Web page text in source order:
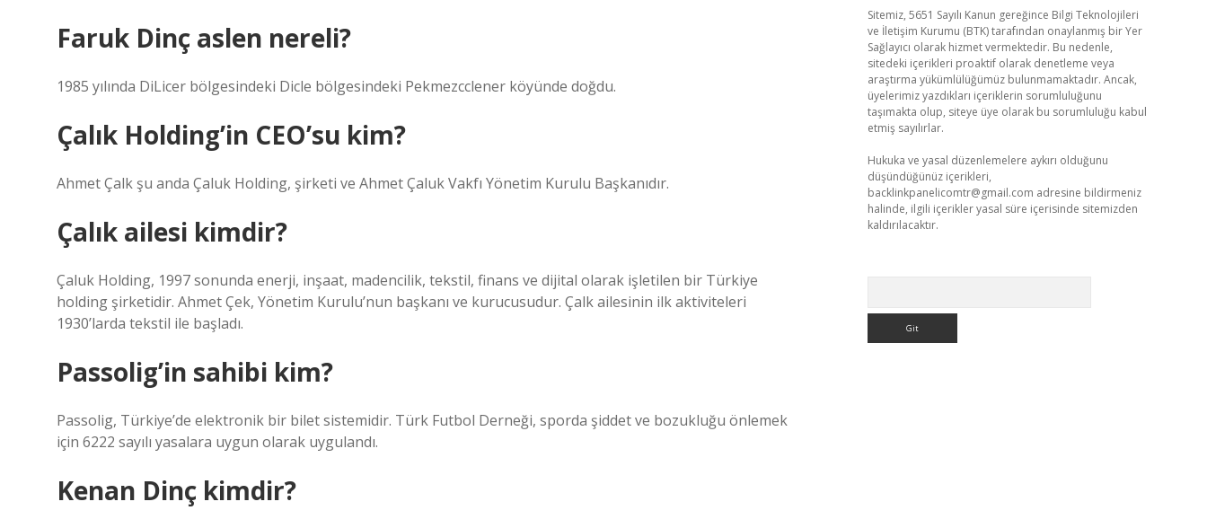
Faruk Dinç aslen nereli?
1985 yılında DiLicer bölgesindeki Dicle bölgesindeki Pekmezcclener köyünde doğdu.
Çalık Holding’in CEO’su kim?
Ahmet Çalk şu anda Çaluk Holding, şirketi ve Ahmet Çaluk Vakfı Yönetim Kurulu Başkanıdır.
Çalık ailesi kimdir?
Çaluk Holding, 1997 sonunda enerji, inşaat, madencilik, tekstil, finans ve dijital olarak işletilen bir Türkiye
holding şirketidir. Ahmet Çek, Yönetim Kurulu’nun başkanı ve kurucusudur. Çalk ailesinin ilk aktiviteleri
1930’larda tekstil ile başladı.
Passolig’in sahibi kim?
Passolig, Türkiye’de elektronik bir bilet sistemidir. Türk Futbol Derneği, sporda şiddet ve bozukluğu önlemek
için 6222 sayılı yasalara uygun olarak uygulandı.
Kenan Dinç kimdir?
Sitemiz, 5651 Sayılı Kanun gereğince Bilgi Teknolojileri
ve İletişim Kurumu (BTK) tarafından onaylanmış bir Yer
Sağlayıcı olarak hizmet vermektedir. Bu nedenle,
sitedeki içerikleri proaktif olarak denetleme veya
araştırma yükümlülüğümüz bulunmamaktadır. Ancak,
üyelerimiz yazdıkları içeriklerin sorumluluğunu
taşımakta olup, siteye üye olarak bu sorumluluğu kabul
etmiş sayılırlar.
Hukuka ve yasal düzenlemelere aykırı olduğunu
düşündüğünüz içerikleri,
backlinkpanelicomtr@gmail.com adresine bildirmeniz
halinde, ilgili içerikler yasal süre içerisinde sitemizden
kaldırılacaktır.